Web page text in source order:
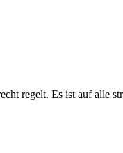
regelt. Es ist auf alle